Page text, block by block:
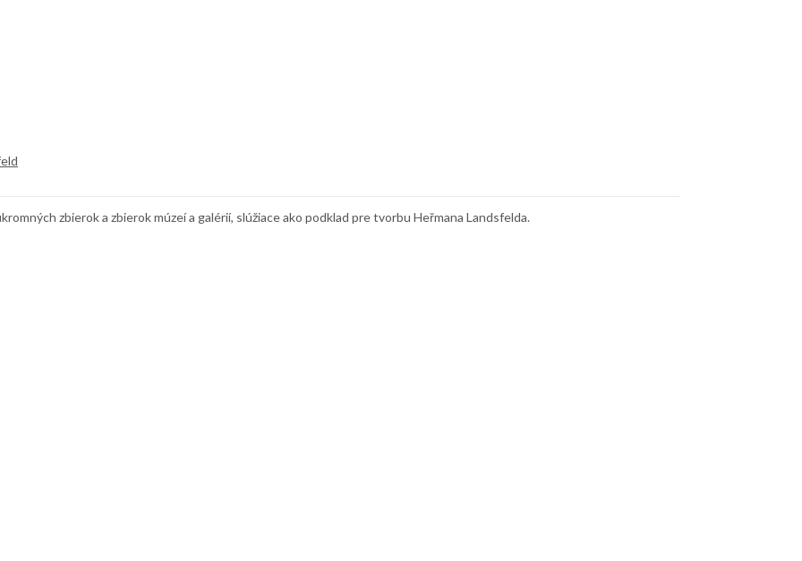
zbierok a zbierok múzeí a galérií, slúžiace ako podklad pre tvorbu Heřmana Landsfelda.